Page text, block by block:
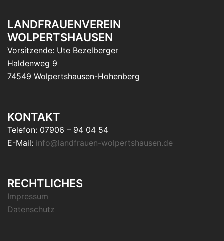
LANDFRAUENVEREIN
WOLPERTSHAUSEN
Vorsitzende: Ute Bezelberger
Haldenweg 9
74549 Wolpertshausen-Hohenberg
KONTAKT
Telefon: 07906 – 94 04 54
E-Mail: info@landfrauen-wolpertshausen.de
RECHTLICHES
Impressum
Datenschutz